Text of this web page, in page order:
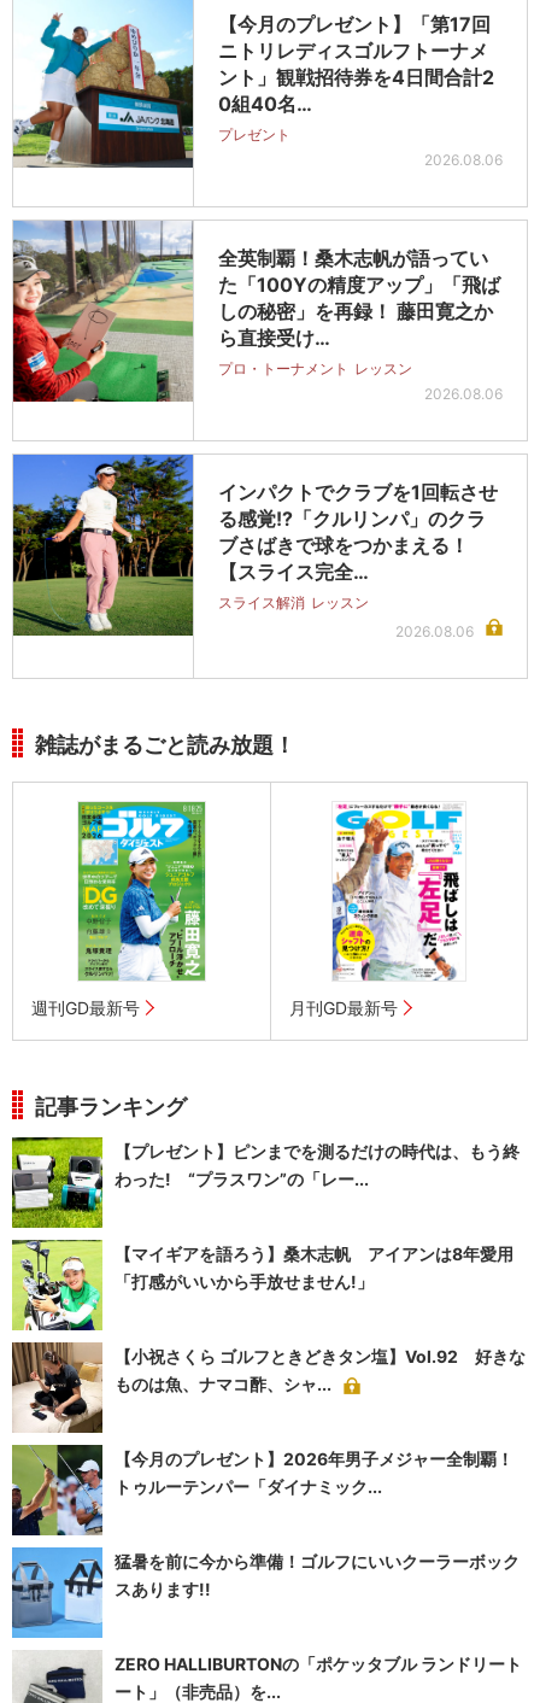
【今月のプレゼント】「第17回
ニトリレディスゴルフトーナメ
ント」観戦招待券を4日間合計2
0組40名…
プレゼント
2026.08.06
全英制覇！桑木志帆が語ってい
た「100Yの精度アップ」「飛ば
しの秘密」を再録！ 藤田寛之か
ら直接受け…
プロ・トーナメント レッスン
2026.08.06
インパクトでクラブを1回転させ
る感覚!?「クルリンパ」のクラ
ブさばきで球をつかまえる！
【スライス完全…
スライス解消 レッスン
2026.08.06
雑誌がまるごと読み放題！
週刊GD最新号 月刊GD最新号
記事ランキング
【プレゼント】ピンまでを測るだけの時代は、もう終
わった! “プラスワン”の「レー...
【マイギアを語ろう】桑木志帆 アイアンは8年愛用
「打感がいいから手放せません!」
【小祝さくら ゴルフときどきタン塩】Vol.92 好きな
ものは魚、ナマコ酢、シャ...
【今月のプレゼント】2026年男子メジャー全制覇！
トゥルーテンパー「ダイナミック...
猛暑を前に今から準備！ゴルフにいいクーラーボック
スあります!!
ZERO HALLIBURTONの「ポケッタブル ランドリート
ート」（非売品）を...